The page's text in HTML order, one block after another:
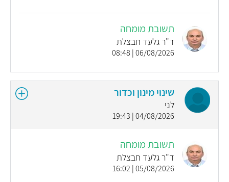
תשובת מומחה
ד"ר גלעד חבצלת
06/08/2026 | 08:48
שינוי מינון וכדור
לני
04/08/2026 | 19:43
תשובת מומחה
ד"ר גלעד חבצלת
05/08/2026 | 16:02